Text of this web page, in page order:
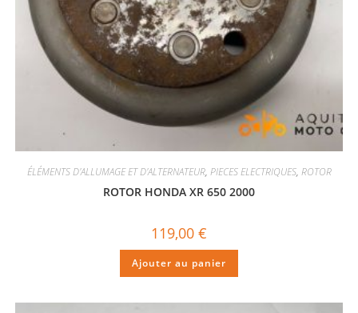
ÉLÉMENTS D'ALLUMAGE ET D'ALTERNATEUR, PIECES ELECTRIQUES, ROTOR
ROTOR HONDA XR 650 2000
119,00 €
Ajouter au panier